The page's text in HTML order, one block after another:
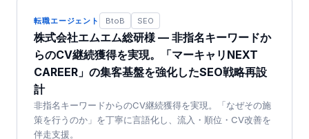
転職エージェント BtoB SEO
株式会社エムエム総研様 — 非指名キーワードか
らのCV継続獲得を実現。「マーキャリNEXT
CAREER」の集客基盤を強化したSEO戦略再設
計
非指名キーワードからのCV継続獲得を実現。「なぜその施
策を行うのか」を丁寧に言語化し、流入・順位・CV改善を
伴走支援。